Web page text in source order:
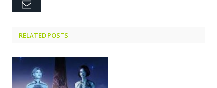
Email
RELATED POSTS